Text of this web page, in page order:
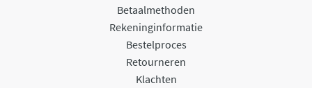
Betaalmethoden
Rekeninginformatie
Bestelproces
Retourneren
Klachten